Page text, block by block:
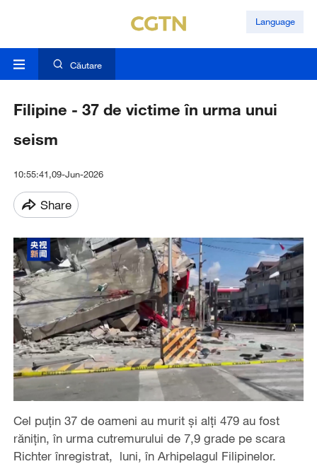
Language
Căutare
Filipine - 37 de victime în urma unui
seism
10:55:41,09-Jun-2026
Share
Cel puțin 37 de oameni au murit și alți 479 au fost
rănițin, în urma cutremurului de 7,9 grade pe scara
Richter înregistrat, luni, în Arhipelagul Filipinelor.